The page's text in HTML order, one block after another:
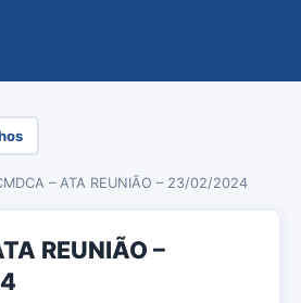
– ATA REUNIÃO – 23/02/2024
REUNIÃO –